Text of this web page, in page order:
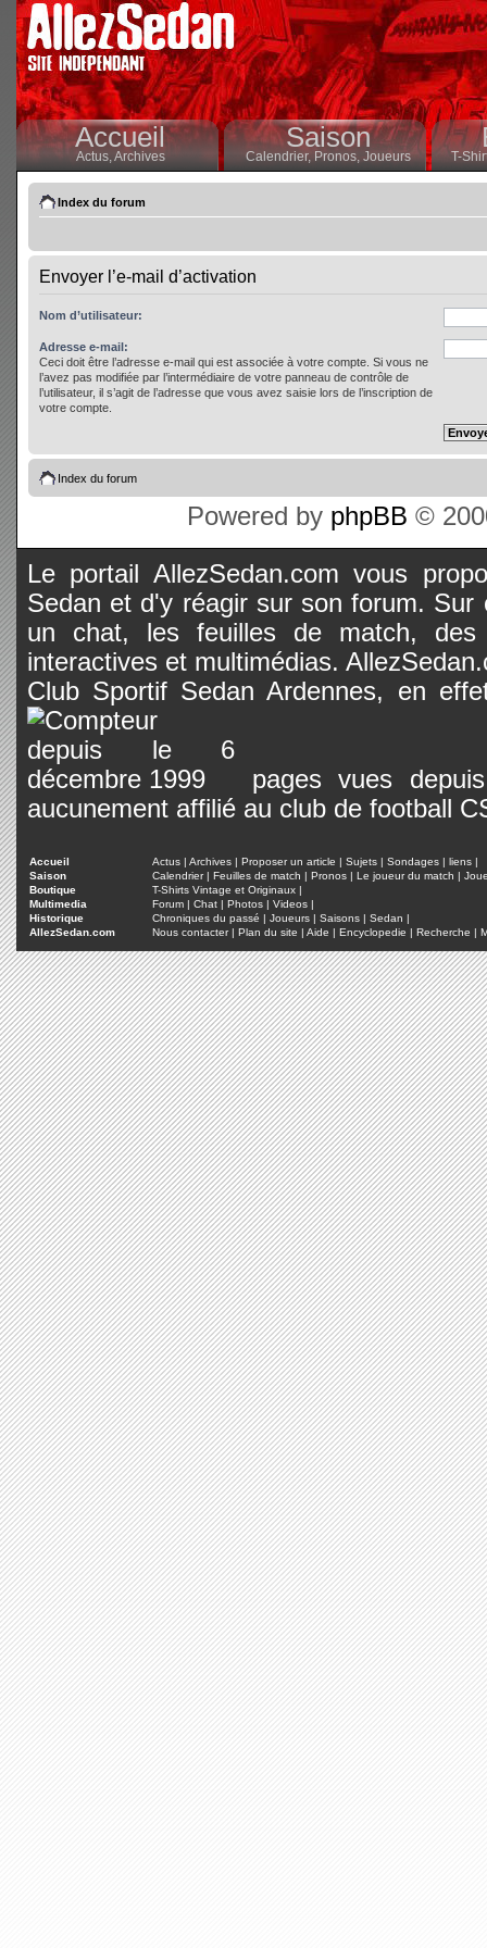
Accueil
Actus,Archives
Saison
Calendrier,Pronos, Joueurs T-
Index du forum
Envoyer l’e-mail d’activation
Nom d’utilisateur:
Adresse e-mail:
Ceci doit être l’adresse e-mail qui est associée à votre compte. Si vous ne
l’avez pas modifiée par l’intermédiaire de votre panneau de contrôle de
l’utilisateur, il s’agit de l’adresse que vous avez saisie lors de l’inscription de
votre compte.
Index du forum
Powered by phpBB ©
Le portail AllezSedan.com vous
Sedan et d'y réagir sur son forum.
un chat, les feuilles de match, des
interactives et multimédias.
Club Sportif Sedan Ardennes, en
pages vues
aucunement affilié au club de football
Accueil Actus | Archives | Proposer un article | Sujets | Sondages | liens |
Saison
Calendrier| Feuilles de match | Pronos | Le joueur du match |
Boutique
T-Shirts Vintage et Originaux |
Multimedia
Forum | Chat | Photos | Videos |
Historique
Chroniques du passé | Joueurs | Saisons | Sedan |
AllezSedan.com
Nous contacter| Plan du site | Aide | Encyclopedie | Recherche |